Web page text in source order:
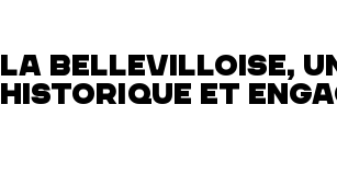
Ménilmontant
LA BELLEVILLOISE,
HISTORIQUE ET